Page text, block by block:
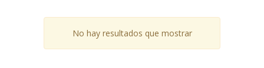
No hay resultados que mostrar